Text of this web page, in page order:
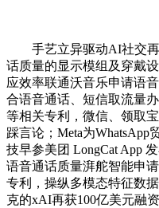
手艺立异驱动AI社交再
话质量的显示模组及穿戴
应效率联通沃音乐申请语
合语音通话、短信取流量
等相关专利，微信、领取
踩言论；Meta为
技早参美团 LongCat App
语音通话质量湃舵智能申
专利，操纵多模态特征数
克的xAI再获100亿美元融